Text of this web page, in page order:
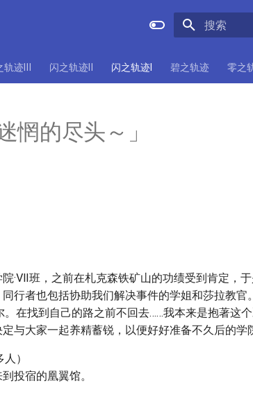
轨迹Ⅲ 闪之轨迹Ⅱ 闪之轨迹Ⅰ 碧之轨迹 零之
惘的尽头～」
·Ⅶ班，之前在札克森铁矿山的功绩受到肯定，
行者也包括协助我们解决事件的学姐和莎拉教官
。在找到自己的路之前不回去……我本来是抱著这个
与大家一起养精蓄锐，以便好好准备不久后的学
）
投宿的凰翼馆。